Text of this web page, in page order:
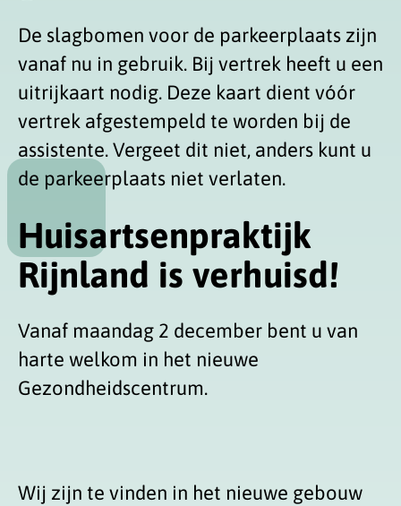
De slagbomen voor de parkeerplaats zijn
vanaf nu in gebruik. Bij vertrek heeft u een
uitrijkaart nodig. Deze kaart dient vóór
vertrek afgestempeld te worden bij de
assistente. Vergeet dit niet, anders kunt u
de parkeerplaats niet verlaten.
Huisartsenpraktijk
Rijnland is verhuisd!
Vanaf maandag 2 december bent u van
harte welkom in het nieuwe
Gezondheidscentrum.
Wij zijn te vinden in het nieuwe gebouw